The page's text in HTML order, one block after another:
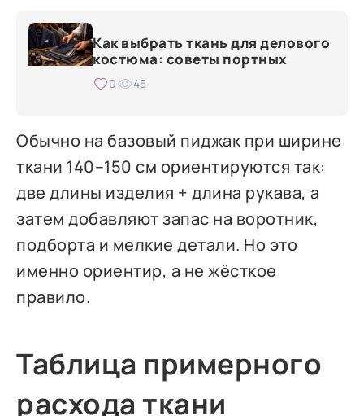
Как выбрать ткань для делового
костюма: советы портных
0 45
Обычно на базовый пиджак при ширине
ткани 140–150 см ориентируются так:
две длины изделия + длина рукава, а
затем добавляют запас на воротник,
подборта и мелкие детали. Но это
именно ориентир, а не жёсткое
правило.
Таблица примерного
расхода ткани